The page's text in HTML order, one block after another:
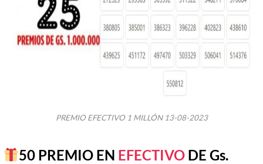
PREMIO EFECTIVO 1 MILLÓN 13-08-2023
50 PREMIO EN EFECTIVO DE Gs.